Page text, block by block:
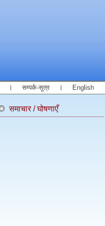
सम्पर्क-सूत्र English
समाचार / घोषणाएँ